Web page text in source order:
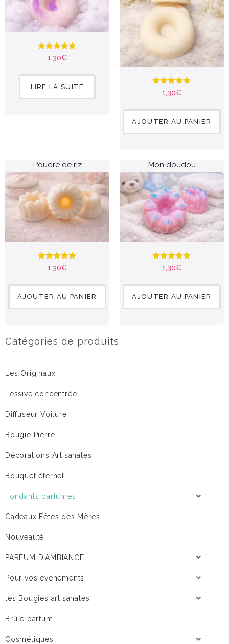
1,30€
Note4.81
sur 5
LIRE LA SUITE
1,30€
Note4.85
sur 5
AJOUTER AU PANIER
Poudre de riz
1,30€
Note5.00
sur 5
AJOUTER AU PANIER
Mon doudou
1,30€
Note4.90
sur 5
AJOUTER AU PANIER
Catégories de produits
Les Originaux
Lessive concentrée
Diffuseur Voiture
Bougie Pierre
Décorations Artisanales
Bouquet éternel
Fondants parfumés
Cadeaux Fêtes des Mères
Nouveauté
PARFUM D'AMBIANCE
Pour vos évènements
les Bougies artisanales
Brûle parfum
Cosmétiques